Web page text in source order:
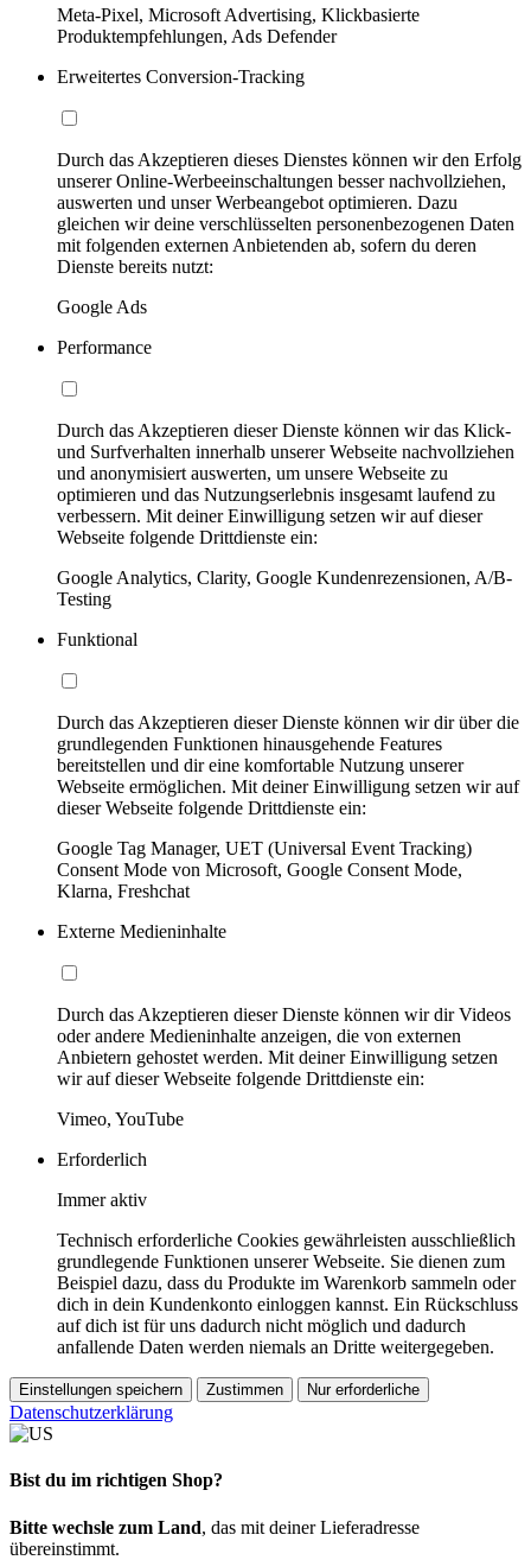
Meta-Pixel, Microsoft Advertising, Klickbasierte
Produktempfehlungen, Ads Defender
Erweitertes Conversion-Tracking
Durch das Akzeptieren dieses Dienstes können wir den Erfolg
unserer Online-Werbeeinschaltungen besser nachvollziehen,
auswerten und unser Werbeangebot optimieren. Dazu
gleichen wir deine verschlüsselten personenbezogenen Daten
mit folgenden externen Anbietenden ab, sofern du deren
Dienste bereits nutzt:
Google Ads
Performance
Durch das Akzeptieren dieser Dienste können wir das Klick-
und Surfverhalten innerhalb unserer Webseite nachvollziehen
und anonymisiert auswerten, um unsere Webseite zu
optimieren und das Nutzungserlebnis insgesamt laufend zu
verbessern. Mit deiner Einwilligung setzen wir auf dieser
Webseite folgende Drittdienste ein:
Google Analytics, Clarity, Google Kundenrezensionen, A/B-
Testing
Funktional
Durch das Akzeptieren dieser Dienste können wir dir über die
grundlegenden Funktionen hinausgehende Features
bereitstellen und dir eine komfortable Nutzung unserer
Webseite ermöglichen. Mit deiner Einwilligung setzen wir auf
dieser Webseite folgende Drittdienste ein:
Google Tag Manager, UET (Universal Event Tracking)
Consent Mode von Microsoft, Google Consent Mode,
Klarna, Freshchat
Externe Medieninhalte
Durch das Akzeptieren dieser Dienste können wir dir Videos
oder andere Medieninhalte anzeigen, die von externen
Anbietern gehostet werden. Mit deiner Einwilligung setzen
wir auf dieser Webseite folgende Drittdienste ein:
Vimeo, YouTube
Erforderlich
Immer aktiv
Technisch erforderliche Cookies gewährleisten ausschließlich
grundlegende Funktionen unserer Webseite. Sie dienen zum
Beispiel dazu, dass du Produkte im Warenkorb sammeln oder
dich in dein Kundenkonto einloggen kannst. Ein Rückschluss
auf dich ist für uns dadurch nicht möglich und dadurch
anfallende Daten werden niemals an Dritte weitergegeben.
Einstellungen speichern Zustimmen Nur erforderliche
Datenschutzerklärung
Bist du im richtigen Shop?
Bitte wechsle zum Land, das mit deiner Lieferadresse
übereinstimmt.